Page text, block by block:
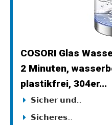
COSORI Glas
2 Minuten,
plastikfrei, 304er...
𝗦𝗶𝗰𝗵𝗲𝗿 𝘂𝗻𝗱...
𝗦𝗶𝗰𝗵𝗲𝗿𝗲𝘀...